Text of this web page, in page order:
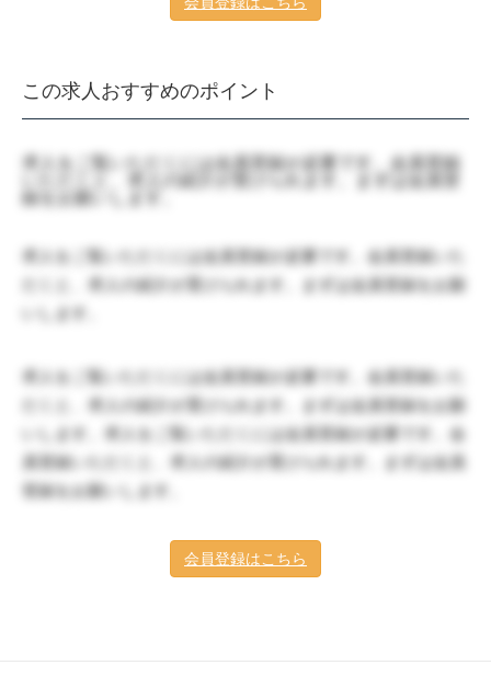
この求人おすすめのポイント
求人をご覧いただくには会員登録が必要です。会員登録
録をお願いします。
求人をご覧いただくには会員登録が必要です。会員登録いた
だくと、求人の紹介が受けられます。まずは会員登録をお願
いします。
求人をご覧いただくには会員登録が必要です。会員登録いた
だくと、求人の紹介が受けられます。まずは会員登録をお願
いします。求人をご覧いただくには会員登録が必要です。会
員登録いただくと、求人の紹介が受けられます。まずは会員
登録をお願いします。
会員登録はこちら